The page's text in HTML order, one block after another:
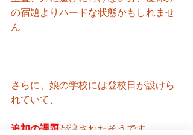
の宿題よりハードな状態かもしれませ
ん
さらに、娘の学校には登校日が設けら
れていて、
追加の課題が渡されたそうです